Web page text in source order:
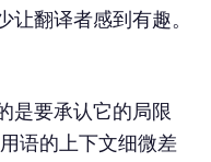
让翻译者感到有趣。
是要承认它的局限
语的上下文细微差